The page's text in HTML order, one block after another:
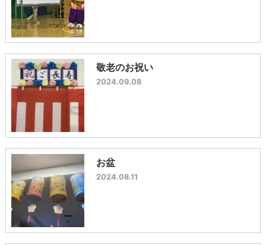
敬老のお祝い
2024.09.08
お盆
2024.08.11